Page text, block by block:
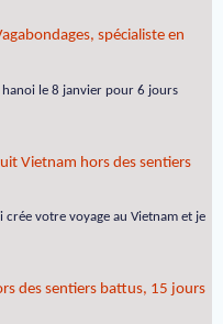
spécialiste en
hanoi le 8 janvier pour 6 jours
Vietnam hors des sentiers
votre voyage au Vietnam et je
des sentiers battus, 15 jours